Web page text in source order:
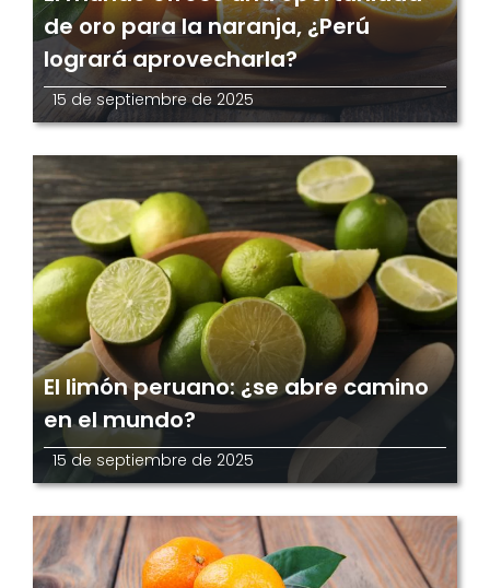
de oro para la naranja, ¿Perú
logrará aprovecharla?
15 de septiembre de 2025
El limón peruano: ¿se abre camino
en el mundo?
15 de septiembre de 2025